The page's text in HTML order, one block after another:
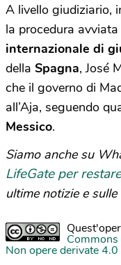
A livello giudiziario,
la procedura avviata
internazionale di
della Spagna, José
che il governo di
all’Aja, seguendo
Messico.
Siamo anche su
LifeGate per
ultime notizie e
Non opere derivate